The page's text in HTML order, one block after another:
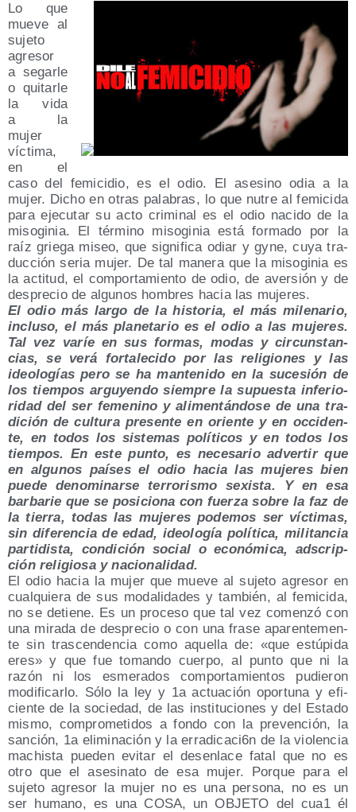
Lo que
mue­ve al
suje­to
agre­sor
a segar­le
o qui­tar­le
la vida
a la
mujer
víc­ti­ma,
en el
caso del femi­ci­dio, es el odio. El ase­sino odia a la
mujer. Dicho en otras pala­bras, lo que nutre al femi­ci­da
para eje­cu­tar su acto cri­mi­nal es el odio naci­do de la
miso­gi­nia. El tér­mino miso­gi­nia está for­ma­do por la
raíz grie­ga miseo, que sig­ni­fi­ca odiar y gyne, cuya tra­
duc­ción seria mujer. De tal mane­ra que la miso­gi­nia es
la acti­tud, el com­por­ta­mien­to de odio, de aver­sión y de
des­pre­cio de algu­nos hom­bres hacia las mujeres.
El odio más lar­go de la his­to­ria, el más mile­na­rio,
inclu­so, el más pla­ne­ta­rio es el odio a las muje­res.
Tal vez varíe en sus for­mas, modas y cir­cuns­tan­
cias, se verá for­ta­le­ci­do por las reli­gio­nes y las
ideo­lo­gías pero se ha man­te­ni­do en la suce­sión de
los tiem­pos argu­yen­do siem­pre la supues­ta infe­rio­
ri­dad del ser feme­nino y ali­men­tán­do­se de una tra­
di­ción de cul­tu­ra pre­sen­te en orien­te y en occi­den­
te, en todos los sis­te­mas polí­ti­cos y en todos los
tiem­pos. En este pun­to, es nece­sa­rio adver­tir que
en algu­nos paí­ses el odio hacia las muje­res bien
pue­de deno­mi­nar­se terro­ris­mo sexis­ta. Y en esa
bar­ba­rie que se posi­cio­na con fuer­za sobre la faz de
la tie­rra, todas las muje­res pode­mos ser víc­ti­mas,
sin dife­ren­cia de edad, ideo­lo­gía polí­ti­ca, mili­tan­cia
par­ti­dis­ta, con­di­ción social o eco­nó­mi­ca, ads­crip­
ción reli­gio­sa y nacionalidad.
El odio hacia la mujer que mue­ve al suje­to agre­sor en
cual­quie­ra de sus moda­li­da­des y tam­bién, al femi­ci­da,
no se detie­ne. Es un pro­ce­so que tal vez comen­zó con
una mira­da de des­pre­cio o con una fra­se apa­ren­te­men­
te sin tras­cen­den­cia como aque­lla de: «que estú­pi­da
eres» y que fue toman­do cuer­po, al pun­to que ni la
razón ni los esme­ra­dos com­por­ta­mien­tos pudie­ron
modi­fi­car­lo. Sólo la ley y 1a actua­ción opor­tu­na y efi­
cien­te de la socie­dad, de las ins­ti­tu­cio­nes y del Esta­do
mis­mo, com­pro­me­ti­dos a fon­do con la pre­ven­ción, la
san­ción, 1a eli­mi­na­ción y la erradicaci6n de la vio­len­cia
machis­ta pue­den evi­tar el des­en­la­ce fatal que no es
otro que el ase­si­na­to de esa mujer. Por­que para el
suje­to agre­sor la mujer no es una per­so­na, no es un
ser humano, es una COSA, un OBJETO del cua1 él